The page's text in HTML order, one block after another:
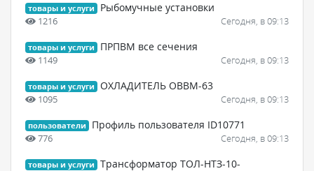
товары и услуги Рыбомучные установки
1216 Сегодня, в 09:13
товары и услуги ПРПВМ все сечения
1149 Сегодня, в 09:13
товары и услуги ОХЛАДИТЕЛЬ ОВВМ-63
1095 Сегодня, в 09:13
пользователи Профиль пользователя ID10771
776 Сегодня, в 09:13
товары и услуги
Трансформатор ТОЛ-НТЗ-10-